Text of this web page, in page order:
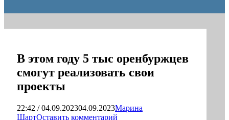
В этом году 5 тыс оренбуржцев
смогут реализовать свои
проекты
22:42 / 04.09.202304.09.2023Марина
ШартОставить комментарий